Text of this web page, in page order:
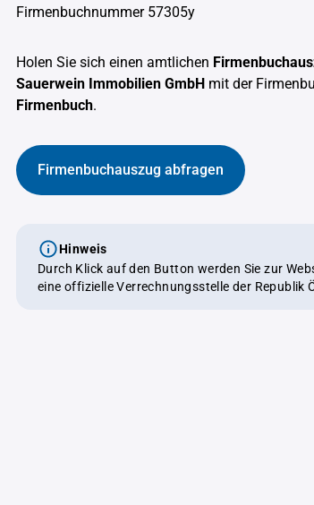
Firmenbuchnummer 57305y
Holen Sie sich einen amtlichen
Sauerwein Immobilien GmbH mit der
Firmenbuch.
Firmenbuchauszug abfragen
Hinweis
Durch Klick auf den Button werden Sie zur
eine offizielle Verrechnungsstelle der Republik